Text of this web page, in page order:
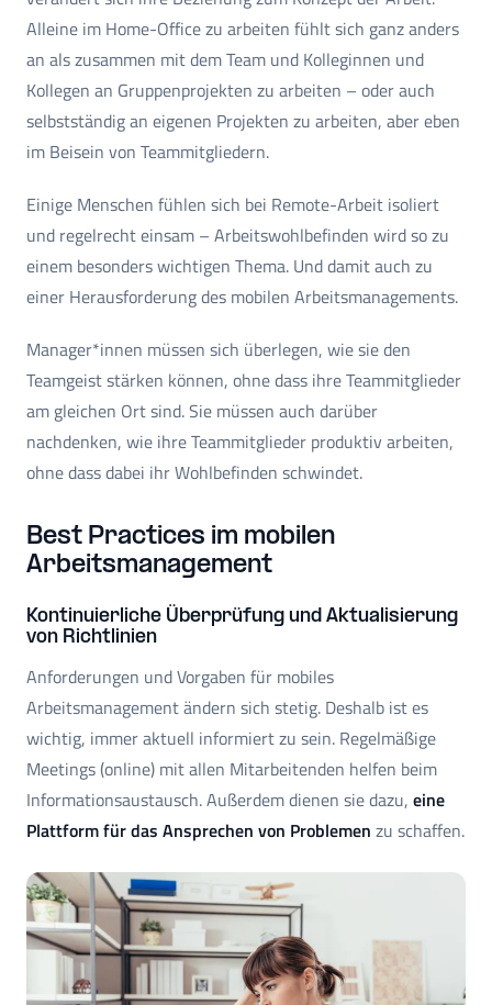
Alleine im Home-Office zu arbeiten fühlt sich ganz anders
an als zusammen mit dem Team und Kolleginnen und
Kollegen an Gruppenprojekten zu arbeiten – oder auch
selbstständig an eigenen Projekten zu arbeiten, aber eben
im Beisein von Teammitgliedern.
Einige Menschen fühlen sich bei Remote-Arbeit isoliert
und regelrecht einsam – Arbeitswohlbefinden wird so zu
einem besonders wichtigen Thema. Und damit auch zu
einer Herausforderung des mobilen Arbeitsmanagements.
Manager*innen müssen sich überlegen, wie sie den
Teamgeist stärken können, ohne dass ihre Teammitglieder
am gleichen Ort sind. Sie müssen auch darüber
nachdenken, wie ihre Teammitglieder produktiv arbeiten,
ohne dass dabei ihr Wohlbefinden schwindet.
Best Practices im mobilen
Arbeitsmanagement
Kontinuierliche Überprüfung und Aktualisierung
von Richtlinien
Anforderungen und Vorgaben für mobiles
Arbeitsmanagement ändern sich stetig. Deshalb ist es
wichtig, immer aktuell informiert zu sein. Regelmäßige
Meetings (online) mit allen Mitarbeitenden helfen beim
Informationsaustausch. Außerdem dienen sie dazu, eine
Plattform für das Ansprechen von Problemen zu schaffen.